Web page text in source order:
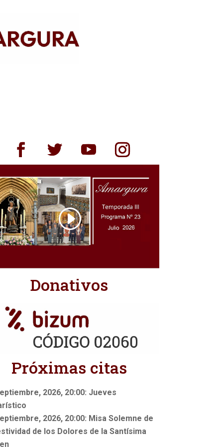
Donativos
Próximas citas
2026, 20:00: Jueves
2026, 20:00: Misa Solemne de
de los Dolores de la Santísima